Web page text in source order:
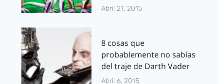
Abril 21, 2015
8 cosas que
probablemente no sabías
del traje de Darth Vader
Abril 6, 2015